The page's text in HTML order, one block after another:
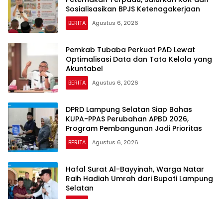
Sosialisasikan BPJS Ketenagakerjaan
BERITA Agustus 6, 2026
Pemkab Tubaba Perkuat PAD Lewat
Optimalisasi Data dan Tata Kelola yang
Akuntabel
BERITA Agustus 6, 2026
DPRD Lampung Selatan Siap Bahas
KUPA-PPAS Perubahan APBD 2026,
Program Pembangunan Jadi Prioritas
BERITA Agustus 6, 2026
Hafal Surat Al-Bayyinah, Warga Natar
Raih Hadiah Umrah dari Bupati Lampung
Selatan